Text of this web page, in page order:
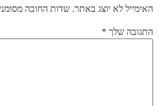
האימייל לא יוצג באתר. שדות החובה
התגובה שלך*